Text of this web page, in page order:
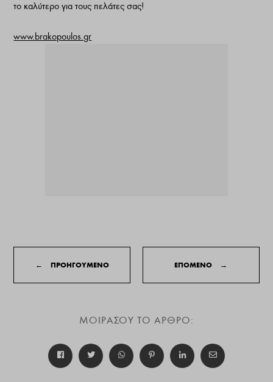
το καλύτερο για τους πελάτες σας!
www.brakopoulos.gr
← ΠΡΟΗΓΟΥΜΕΝΟ ΕΠΟΜΕΝΟ →
ΜΟΙΡΑΣΟΥ ΤΟ ΑΡΘΡΟ: